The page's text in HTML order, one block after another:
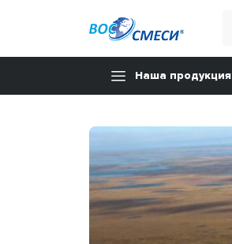
Наша продукция